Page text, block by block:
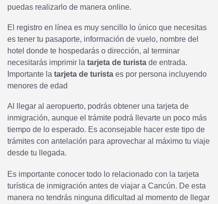
puedas realizarlo de manera online.
El registro en línea es muy sencillo lo único que necesitas
es tener tu pasaporte, información de vuelo, nombre del
hotel donde te hospedarás o dirección, al terminar
necesitarás imprimir la tarjeta de turista de entrada.
Importante la tarjeta de turista es por persona incluyendo
menores de edad
Al llegar al aeropuerto, podrás obtener una tarjeta de
inmigración, aunque el trámite podrá llevarte un poco más
tiempo de lo esperado. Es aconsejable hacer este tipo de
trámites con antelación para aprovechar al máximo tu viaje
desde tu llegada.
Es importante conocer todo lo relacionado con la tarjeta
turística de inmigración antes de viajar a Cancún. De esta
manera no tendrás ninguna dificultad al momento de llegar